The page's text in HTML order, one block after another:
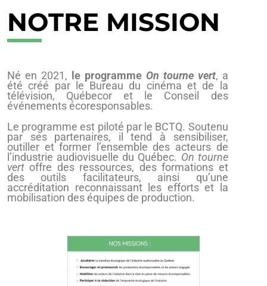
NOTRE MISSION
Né en 2021, le programme On tourne vert, a
été créé par le Bureau du cinéma et de la
télévision, Québecor et le Conseil des
événements écoresponsables.
Le programme est piloté par le BCTQ. Soutenu
par ses partenaires, il tend à sensibiliser,
outiller et former l’ensemble des acteurs de
l’industrie audiovisuelle du Québec. On tourne
vert offre des ressources, des formations et
des outils facilitateurs, ainsi qu’une
accréditation reconnaissant les efforts et la
mobilisation des équipes de production.